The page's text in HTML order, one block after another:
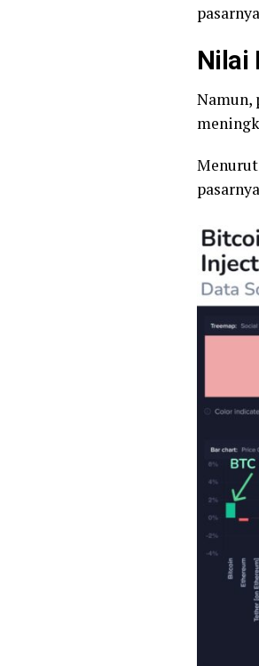
Nilai
Namun,